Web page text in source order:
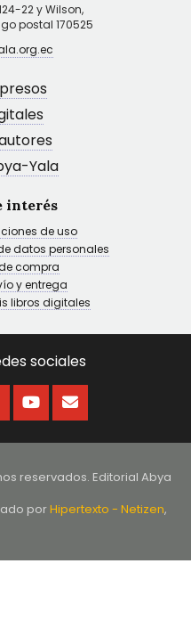
22 y Wilson,
postal 170525
Yala
interés
de uso
datos personales
compra
y entrega
libros digitales
sociales
reservados. Editorial Abya
porHipertexto - Netizen,